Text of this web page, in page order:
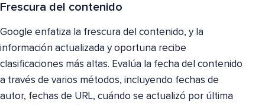
Frescura del contenido
Google enfatiza la frescura del contenido, y la
información actualizada y oportuna recibe
clasificaciones más altas. Evalúa la fecha del contenido
a través de varios métodos, incluyendo fechas de
autor, fechas de URL, cuándo se actualizó por última